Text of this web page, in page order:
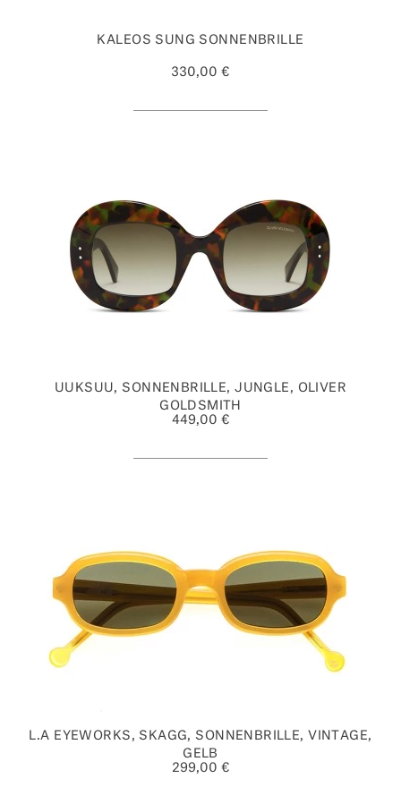
KALEOS SUNG SONNENBRILLE
330,00 €
UUKSUU, SONNENBRILLE, JUNGLE, OLIVER
GOLDSMITH
449,00 €
L.A EYEWORKS, SKAGG, SONNENBRILLE, VINTAGE,
GELB
299,00 €